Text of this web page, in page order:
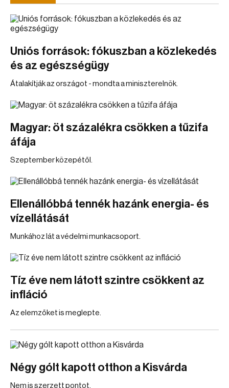
Uniós források: fókuszban a közlekedés
és az egészségügy
Átalakítják az országot - mondta a miniszterelnök.
Magyar: öt százalékra csökken a tűzifa
áfája
Szeptember közepétől.
Ellenállóbbá tennék hazánk energia- és
vízellátását
Munkához lát a védelmi munkacsoport.
Tíz éve nem látott szintre csökkent az
infláció
Az elemzőket is meglepte.
Négy gólt kapott otthon a Kisvárda
Nem is szerzett pontot.